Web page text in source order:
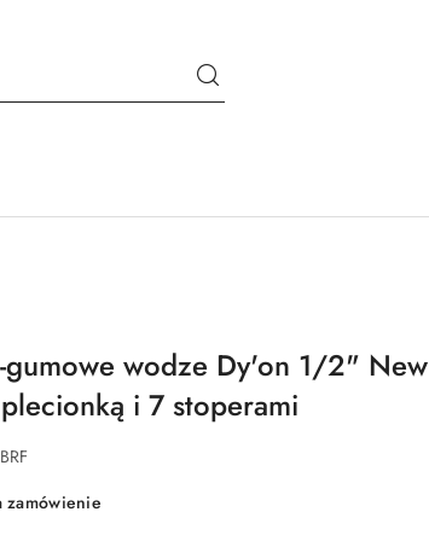
gumowe wodze Dy'on 1/2" New
i 7 stoperami
zamówienie